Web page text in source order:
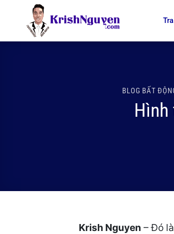
BLOG BẤT
Krish Nguyen – Đó